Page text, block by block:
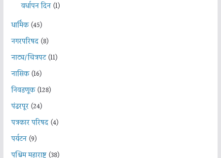
वर्धापन दिन(1)
धार्मिक(45)
नगरपरिषद(8)
नाट्य/चित्रपट(11)
नासिक(16)
निवडणूक(128)
पंढरपूर(24)
पत्रकार परिषद(4)
पर्यटन(9)
पश्चिम महाराष्ट्र(38)